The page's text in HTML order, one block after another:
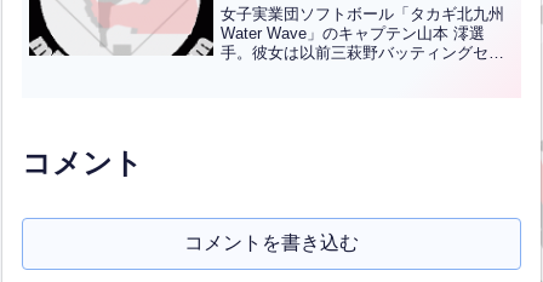
女子実業団ソフトボール「タカギ北九州
Water Wave」のキャプテン山本 澪選
手。彼女は以前三萩野バッティングセン
コメント
コメントを書き込む